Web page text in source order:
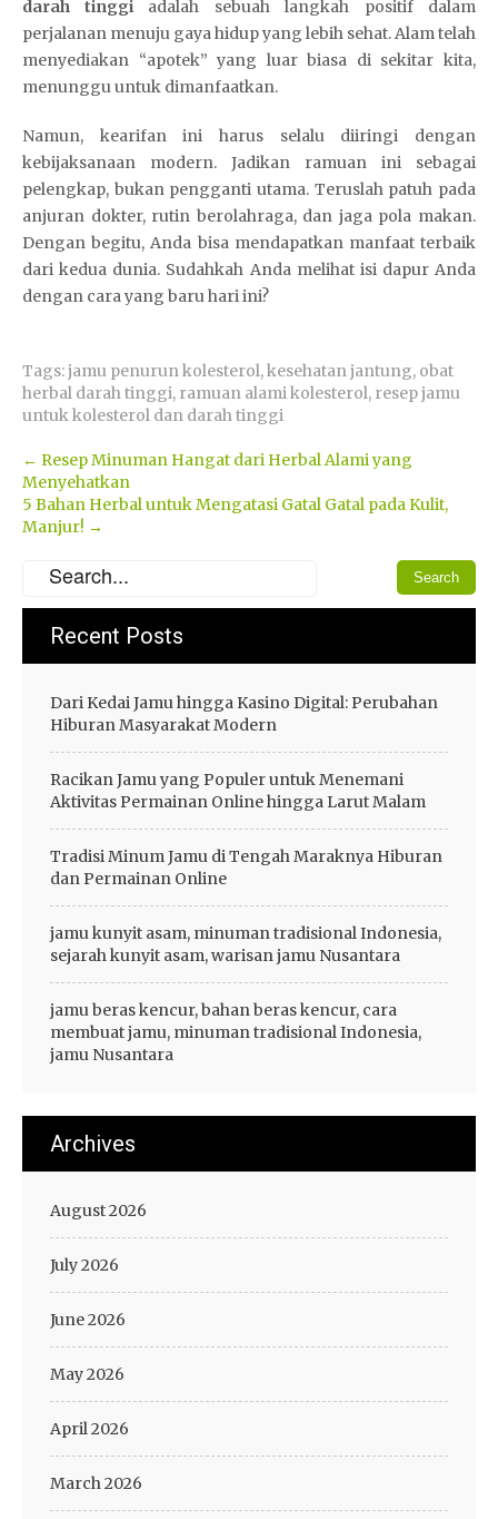
darah tinggi adalah sebuah langkah positif dalam
perjalanan menuju gaya hidup yang lebih sehat. Alam telah
menyediakan “apotek” yang luar biasa di sekitar kita,
menunggu untuk dimanfaatkan.
Namun, kearifan ini harus selalu diiringi dengan
kebijaksanaan modern.
a
g
a
3
0
Jadikan ramuan ini sebagai
pelengkap, bukan pengganti utama. Teruslah patuh pada
anjuran dokter, rutin berolahraga, dan jaga pola makan.
Dengan begitu, Anda bisa mendapatkan manfaat terbaik
dari kedua dunia. Sudahkah Anda melihat isi dapur Anda
dengan cara yang baru hari ini?
Tags:jamu penurun kolesterol,kesehatan jantung, obat
herbal darah tinggi, ramuan alami kolesterol, resep jamu
untuk kolesterol dan darah tinggi
Post
navigation
← Resep Minuman Hangat dari Herbal Alami yang
Menyehatkan
5 Bahan Herbal untuk Mengatasi Gatal Gatal pada Kulit,
Manjur! →
Recent Posts
Dari Kedai Jamu hingga Kasino Digital: Perubahan
Hiburan Masyarakat Modern
Racikan Jamu yang Populer untuk Menemani
Aktivitas Permainan Online hingga Larut Malam
Tradisi Minum Jamu di Tengah Maraknya Hiburan
dan Permainan Online
jamu kunyit asam, minuman tradisional Indonesia,
sejarah kunyit asam, warisan jamu Nusantara
jamu beras kencur, bahan beras kencur, cara
membuat jamu, minuman tradisional Indonesia,
jamu Nusantara
Archives
August 2026
July 2026
June 2026
May 2026
April 2026
March 2026